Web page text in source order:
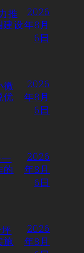
推
建设
2026
年8月
6日
微
优
2026
年8月
6日
的
2026
年8月
6日
施
2026
年8月